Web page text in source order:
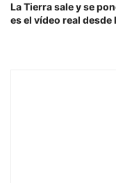
La Tierra sale y se
es el vídeo real desde